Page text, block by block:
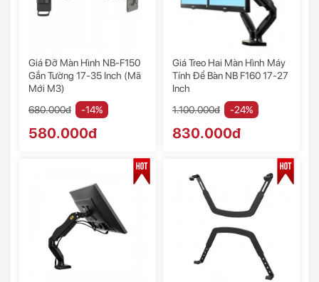
Giá Đỡ Màn Hình NB-F150
Gắn Tường 17-35 Inch (mã
Mới M3)
680.000đ
-14%
580.000đ
Giá Treo Hai Màn Hình Máy
Tính Để Bàn NB F160 17-27
Inch
1.100.000đ
-24%
830.000đ